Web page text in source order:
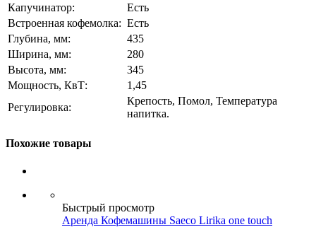
Капучинатор:
Есть
Встроенная кофемолка: Есть
Глубина, мм:
435
Ширина, мм:
280
Высота, мм:
345
Мощность, КвТ:
1,45
Регулировка:
Крепость, Помол, Температура
напитка.
Похожие товары
Быстрый просмотр
Аренда Кофемашины Saeco Lirika one touch